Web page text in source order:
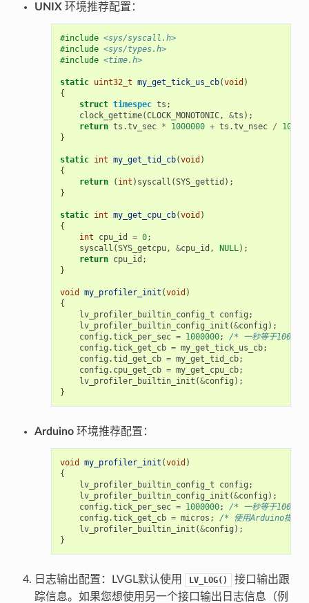
UNIX 环境推荐配置：
#include <sys/syscall.h>
#include <sys/types.h>
#include <time.h>
static uint32_t my_get_tick_us_cb(void )
{
struct timespec ts ;
clock_gettime(CLOCK_MONOTONIC, &ts );
return ts .tv_sec * 1000000 + ts .tv_nsec / 1000
}
static int my_get_tid_cb(void )
{
return
( int ) syscall (SYS_gettid );
}
static int my_get_cpu_cb(void )
{
int
cpu_id = 0;
syscall (SYS_getcpu, &cpu_id , NULL);
return cpu_id ;
}
void my_profiler_init (void )
{
lv_profiler_builtin_config_t
config ;
lv_profiler_builtin_config_init (&config );
config .tick_per_sec = 1000000;
/* 一秒等于
config .tick_get_cb = my_get_tick_us_cb;
config .tid_get_cb = my_get_tid_cb;
config . cpu_get_cb = my_get_cpu_cb;
lv_profiler_builtin_init (&config );
}
Arduino环境推荐配置：
void my_profiler_init (void )
{
lv_profiler_builtin_config_t
config ;
lv_profiler_builtin_config_init (&config );
config .tick_per_sec = 1000000;
/* 一秒等于
config .tick_get_cb = micros ;
/* 使用Arduino提供
lv_profiler_builtin_init (&config );
}
日志输出配置：LVGL默认使用 LV_LOG()
接口输出跟
踪信息。如果您想使用另一个接口输出日志信息（例